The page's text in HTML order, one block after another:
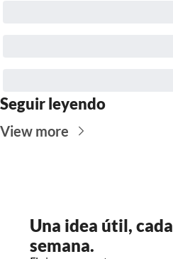
Seguir leyendo
View more
Una idea útil, cada
semana.